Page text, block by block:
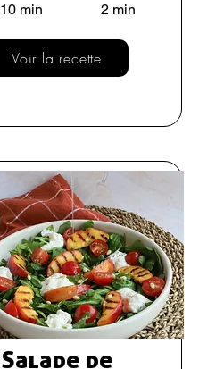
10 min 2 min
Voir la recette
Salade de